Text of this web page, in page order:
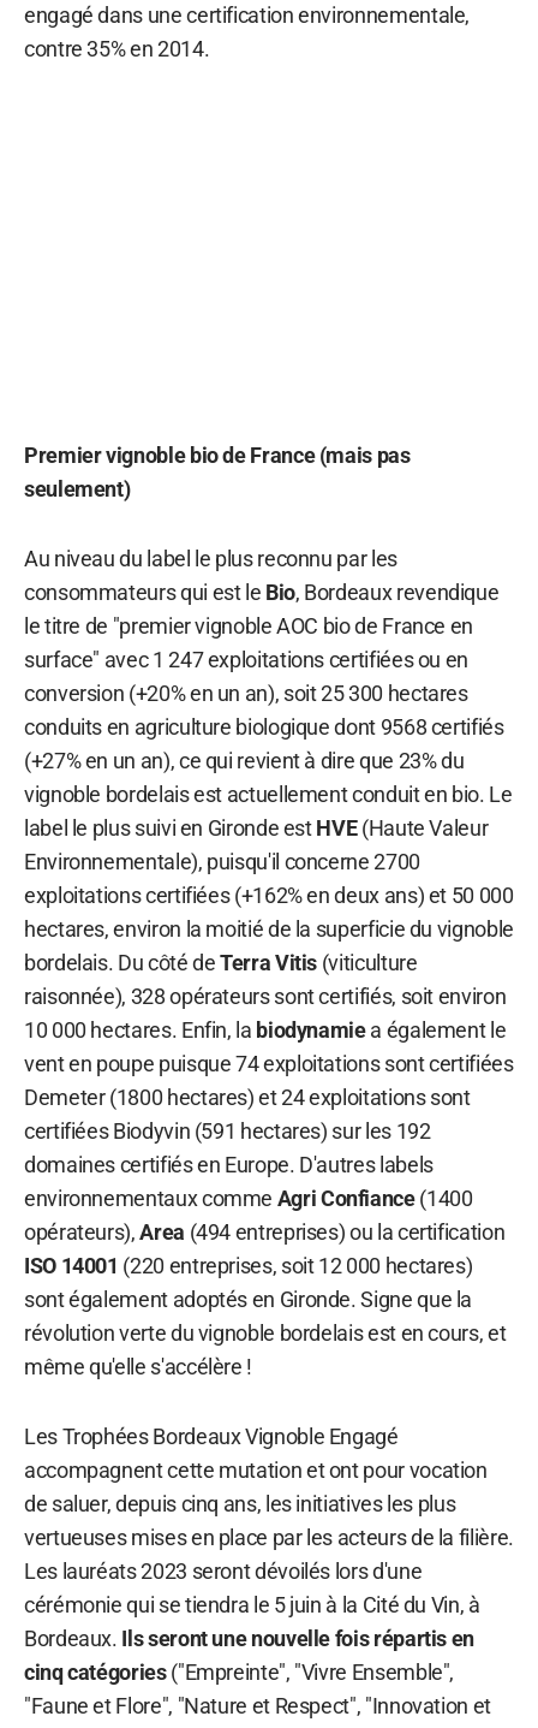
engagé dans une certification environnementale,
contre 35% en 2014.
Premier vignoble bio de France (mais pas
seulement)
Au niveau du label le plus reconnu par les
consommateurs qui est le Bio, Bordeaux revendique
le titre de "premier vignoble AOC bio de France en
surface" avec 1 247 exploitations certifiées ou en
conversion (+20% en un an), soit 25 300 hectares
conduits en agriculture biologique dont 9568 certifiés
(+27% en un an), ce qui revient à dire que 23% du
vignoble bordelais est actuellement conduit en bio. Le
label le plus suivi en Gironde estHVE(Haute Valeur
Environnementale), puisqu'il concerne 2700
exploitations certifiées (+162% en deux ans) et 50 000
hectares, environ la moitié de la superficie du vignoble
bordelais. Du côté deTerra Vitis (viticulture
raisonnée), 328 opérateurs sont certifiés, soit environ
10 000 hectares. Enfin, la biodynamiea également le
vent en poupe puisque 74 exploitations sont certifiées
Demeter (1800 hectares) et 24 exploitations sont
certifiées Biodyvin (591 hectares) sur les 192
domaines certifiés en Europe. D'autres labels
environnementaux comme Agri Confiance(1400
opérateurs),Area (494 entreprises) ou la certification
ISO 14001 (220 entreprises, soit 12 000 hectares)
sont également adoptés en Gironde. Signe que la
révolution verte du vignoble bordelais est en cours, et
même qu'elle s'accélère !
Les Trophées Bordeaux Vignoble Engagé
accompagnent cette mutation et ont pour vocation
de saluer, depuis cinq ans, les initiatives les plus
vertueuses mises en place par les acteurs de la filière.
Les lauréats 2023 seront dévoilés lors d'une
cérémonie qui se tiendra le 5 juin à la Cité du Vin, à
Bordeaux. Ils seront une nouvelle fois répartis en
cinq catégories("Empreinte", "Vivre Ensemble",
"Faune et Flore", "Nature et Respect", "Innovation et